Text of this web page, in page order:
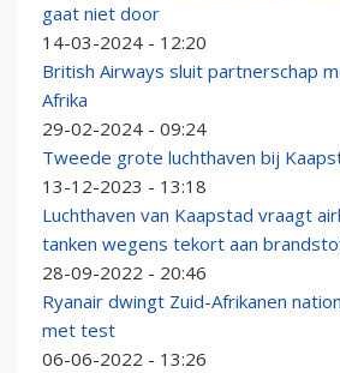
gaat niet door
14-03-2024 - 12:20
British Airways sluit partnerschap
Afrika
29-02-2024 - 09:24
Tweede grote luchthaven bij
13-12-2023 - 13:18
Luchthaven van Kaapstad vraagt
tanken wegens tekort aan
28-09-2022 - 20:46
Ryanair dwingt Zuid-Afrikanen
met test
06-06-2022 - 13:26